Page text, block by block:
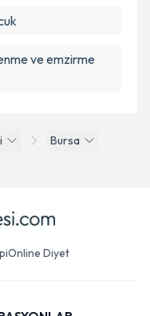
Bursa
ve emzirme
Online Diyet